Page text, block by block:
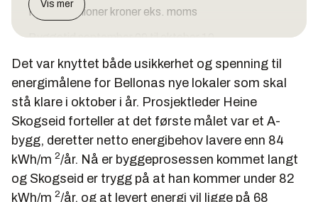
Pris: 62 millioner kroner eks. moms
Byggetid september 09 til oktober 10
Fire kontoretasjer og halvannet etasje til forretninger
660 m2grunnflate, totalt 3300 m2
Varme leveres delvis fra brønner som også leverer til
flere bygg på tomten og delvis som fjernvarme.
Innsparingene
Bellonabygget TEK07
Vis mer
Det var knyttet både usikkerhet og spenning til
energimålene for Bellonas nye lokaler som skal
stå klare i oktober i år. Prosjektleder Heine
Skogseid forteller at det første målet var et A-
bygg, deretter netto energibehov lavere enn 84
kWh/m 2/år. Nå er byggeprosessen kommet langt
og Skogseid er trygg på at han kommer under 82
kWh/m 2/år, og at levert energi vil ligge på 68